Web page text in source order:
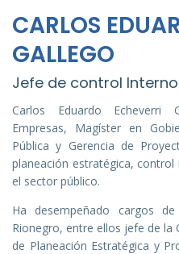
CARLOS
GALLEGO
Jefe de control Interno
Carlos Eduardo Echeverri
Empresas, Magíster en
Pública y Gerencia de
planeación estratégica,
el sector público.
Ha desempeñado cargos
Rionegro, entre ellos jefe de
de Planeación Estratégica y